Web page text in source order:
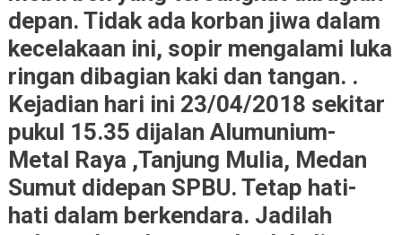
depan. Tidak ada korban jiwa dalam
kecelakaan ini, sopir mengalami luka
ringan dibagian kaki dan tangan. .
Kejadian hari ini 23/04/2018 sekitar
pukul 15.35 dijalan Alumunium-
Metal Raya ,Tanjung Mulia, Medan
Sumut didepan SPBU. Tetap hati-
hati dalam berkendara. Jadilah